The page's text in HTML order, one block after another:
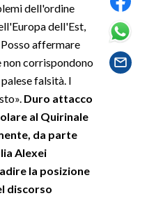
dell'ordine
dell'Est,
affermare
non corrispondono
falsità. I
Duro attacco
al Quirinale
da parte
Alexei
la posizione
discorso